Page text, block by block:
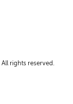
rights reserved.